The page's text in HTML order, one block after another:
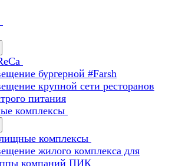
бургерной #Farsh
крупной сети ресторанов
питания
комплексы
комплексы
жилого комплекса для
компаний ПИК